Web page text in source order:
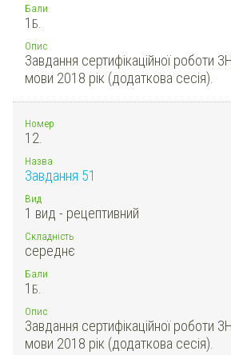
Бали
1 Б.
Опис
Завдання сертифікаційної роботи
мови 2018 рік (додаткова сесія).
Номер
12.
Назва
Завдання 51
Вид
1 вид - рецептивний
Складність
середнє
Бали
1 Б.
Опис
Завдання сертифікаційної роботи
мови 2018 рік (додаткова сесія).